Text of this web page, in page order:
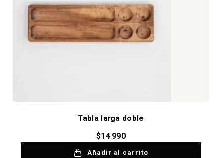
Tabla larga doble
$14.990
Añadir al carrito